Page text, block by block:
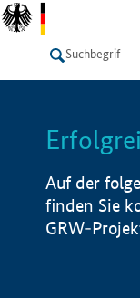
LISTE
Auf der
finden Sie
GRW-